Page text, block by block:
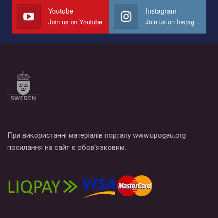
Youtube
Join us on Youtube
Instagram
Join us on Instagram
При використанні матеріалів порталу www.upogau.org
посилання на сайт є обов’язковим.